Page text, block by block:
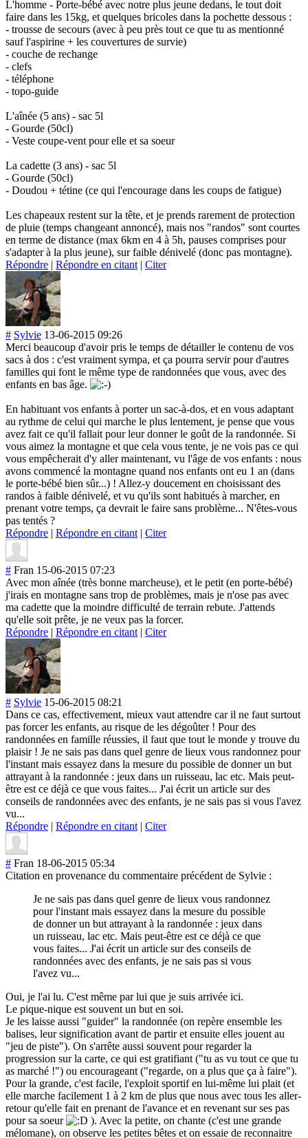
L'homme - Porte-bébé avec notre plus jeune dedans, le tout doit
faire dans les 15kg, et quelques bricoles dans la pochette dessous :
- trousse de secours (avec à peu près tout ce que tu as mentionné
sauf l'aspirine + les couvertures de survie)
- couche de rechange
- clefs
- téléphone
- topo-guide
L'aînée (5 ans) - sac 5l
- Gourde (50cl)
- Veste coupe-vent pour elle et sa soeur
La cadette (3 ans) - sac 5l
- Gourde (50cl)
- Doudou + tétine (ce qui l'encourage dans les coups de fatigue)
Les chapeaux restent sur la tête, et je prends rarement de protection
de pluie (temps changeant annoncé), mais nos "randos" sont courtes
en terme de distance (max 6km en 4 à 5h, pauses comprises pour
s'adapter à la plus jeune), sur faible dénivelé (donc pas montagne).
Répondre | Répondre en citant | Citer
# Sylvie 13-06-2015 09:26
Merci beaucoup d'avoir pris le temps de détailler le contenu de vos
sacs à dos : c'est vraiment sympa, et ça pourra servir pour d'autres
familles qui font le même type de randonnées que vous, avec des
enfants en bas âge.
En habituant vos enfants à porter un sac-à-dos, et en vous adaptant
au rythme de celui qui marche le plus lentement, je pense que vous
avez fait ce qu'il fallait pour leur donner le goût de la randonnée. Si
vous aimez la montagne et que cela vous tente, je ne vois pas ce qui
vous empêcherait d'y aller maintenant, vu l'âge de vos enfants : nous
avons commencé la montagne quand nos enfants ont eu 1 an (dans
le porte-bébé bien sûr...) ! Allez-y doucement en choisissant des
randos à faible dénivelé, et vu qu'ils sont habitués à marcher, en
prenant votre temps, ça devrait le faire sans problème... N'êtes-vous
pas tentés ?
Répondre | Répondre en citant | Citer
# Fran 15-06-2015 07:23
Avec mon aînée (très bonne marcheuse), et le petit (en porte-bébé)
j'irais en montagne sans trop de problèmes, mais je n'ose pas avec
ma cadette que la moindre difficulté de terrain rebute. J'attends
qu'elle soit prête, je ne veux pas la forcer.
Répondre | Répondre en citant | Citer
# Sylvie 15-06-2015 08:21
Dans ce cas, effectivement, mieux vaut attendre car il ne faut surtout
pas forcer les enfants, au risque de les dégoûter ! Pour des
randonnées en famille réussies, il faut que tout le monde y trouve du
plaisir ! Je ne sais pas dans quel genre de lieux vous randonnez pour
l'instant mais essayez dans la mesure du possible de donner un but
attrayant à la randonnée : jeux dans un ruisseau, lac etc. Mais peut-
être est ce déjà ce que vous faites... J'ai écrit un article sur des
conseils de randonnées avec des enfants, je ne sais pas si vous l'avez
vu...
Répondre | Répondre en citant | Citer
# Fran 18-06-2015 05:34
Citation en provenance du commentaire précédent de Sylvie :
Je ne sais pas dans quel genre de lieux vous randonnez
pour l'instant mais essayez dans la mesure du possible
de donner un but attrayant à la randonnée : jeux dans
un ruisseau, lac etc. Mais peut-être est ce déjà ce que
vous faites... J'ai écrit un article sur des conseils de
randonnées avec des enfants, je ne sais pas si vous
l'avez vu...
Oui, je l'ai lu. C'est même par lui que je suis arrivée ici.
Le pique-nique est souvent un but en soi.
Je les laisse aussi "guider" la randonnée (on repère ensemble les
balises, leur signification avant de partir et ensuite elles jouent au
"jeu de piste"). On s'arrête aussi souvent pour regarder la
progression sur la carte, ce qui est gratifiant ("tu as vu tout ce que tu
as marché !") ou encourageant ("regarde, on a plus que ça à faire").
Pour la grande, c'est facile, l'exploit sportif en lui-même lui plait (et
elle marche facilement 1 à 2 km de plus que nous avec tous les aller-
retour qu'elle fait en prenant de l'avance et en revenant sur ses pas
pour sa soeur
). Avec la petite, on chante (c'est une grande
mélomane), on observe les petites bêtes et on essaie de reconnaitre